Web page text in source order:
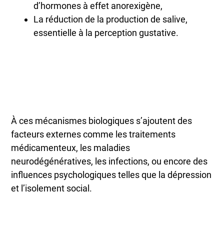
d’hormones à effet anorexigène,
La réduction de la production de salive,
essentielle à la perception gustative.
À ces mécanismes biologiques s’ajoutent des
facteurs externes comme les traitements
médicamenteux, les maladies
neurodégénératives, les infections, ou encore des
influences psychologiques telles que la dépression
et l’isolement social.